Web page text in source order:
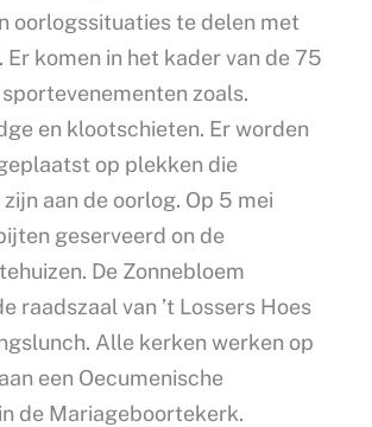
oorlogssituaties te delen met
Er komen in het kader van de 75
zoals.
en klootschieten. Er worden
op plekken die
aan de oorlog. Op 5 mei
geserveerd on de
De Zonnebloem
raadszaal van ’t Lossers Hoes
Alle kerken werken op
een Oecumenische
de Mariageboortekerk.